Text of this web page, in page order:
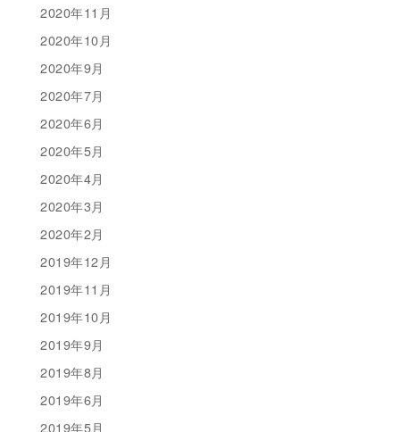
2020年11月
2020年10月
2020年9月
2020年7月
2020年6月
2020年5月
2020年4月
2020年3月
2020年2月
2019年12月
2019年11月
2019年10月
2019年9月
2019年8月
2019年6月
2019年5月